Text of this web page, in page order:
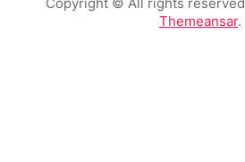
Themeansar.